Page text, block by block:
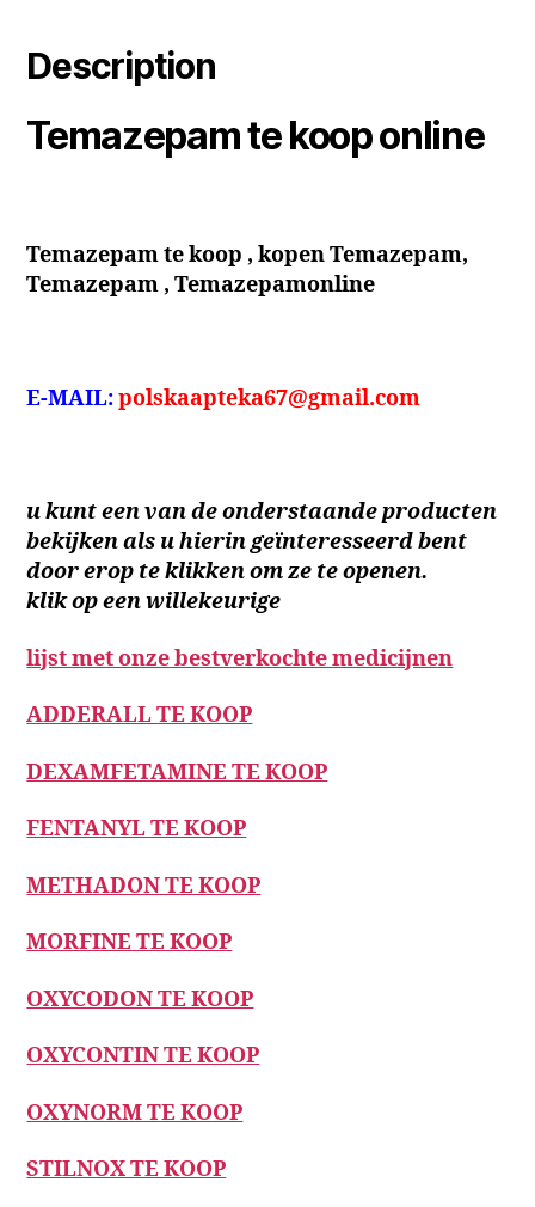
Description
Temazepam te koop online
Temazepam te koop , kopen Temazepam,
Temazepam , Temazepamonline
E-MAIL:polskaapteka67@gmail.com
u kunt een van de onderstaande producten
bekijken als u hierin geïnteresseerd bent
door erop te klikken om ze te openen.
klik op een willekeurige
lijst met onze bestverkochte medicijnen
ADDERALL TE KOOP
DEXAMFETAMINE TE KOOP
FENTANYL TE KOOP
METHADON TE KOOP
MORFINE TE KOOP
OXYCODON TE KOOP
OXYCONTIN TE KOOP
OXYNORM TE KOOP
STILNOX TE KOOP